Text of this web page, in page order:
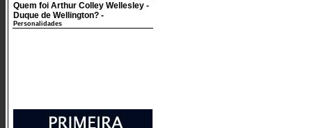
Quem foi Arthur Colley Wellesley -
Duque de Wellington? -
Personalidades